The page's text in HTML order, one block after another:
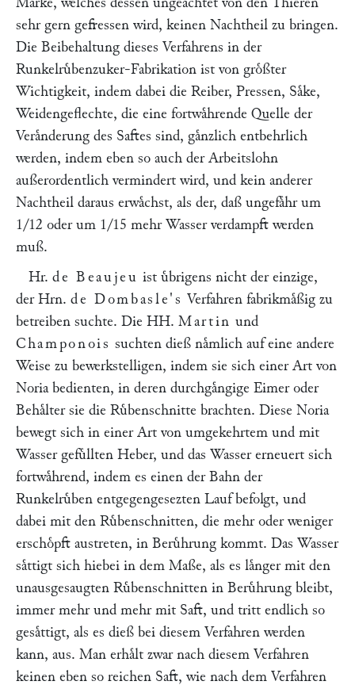
sehr gern gefressen wird, keinen Nachtheil zu bringen.
Die Beibehaltung dieses Verfahrens in der
Runkelruͤbenzuker-Fabrikation ist von groͤßter
Wichtigkeit, indem dabei die Reiber, Pressen, Saͤke,
Weidengeflechte, die eine fortwaͤhrende Quelle der
Veraͤnderung des Saftes sind, gaͤnzlich entbehrlich
werden, indem eben so auch der Arbeitslohn
außerordentlich vermindert wird, und kein anderer
Nachtheil daraus erwaͤchst, als der, daß ungefaͤhr um
1/12 oder um 1/15 mehr Wasser verdampft werden
muß.
Hr. de Beaujeu ist uͤbrigens nicht der einzige,
der Hrn. de Dombasle's Verfahren fabrikmaͤßig zu
betreiben suchte. Die HH. Martin und
Champonois suchten dieß naͤmlich auf eine andere
Weise zu bewerkstelligen, indem sie sich einer Art von
Noria bedienten, in deren durchgaͤngige Eimer oder
Behaͤlter sie die Ruͤbenschnitte brachten. Diese Noria
bewegt sich in einer Art von umgekehrtem und mit
Wasser gefuͤllten Heber, und das Wasser erneuert sich
fortwaͤhrend, indem es einen der Bahn der
Runkelruͤben entgegengesezten Lauf befolgt, und
dabei mit den Ruͤbenschnitten, die mehr oder weniger
erschoͤpft austreten, in Beruͤhrung kommt. Das Wasser
saͤttigt sich hiebei in dem Maße, als es laͤnger mit den
unausgesaugten Ruͤbenschnitten in Beruͤhrung bleibt,
immer mehr und mehr mit Saft, und tritt endlich so
gesaͤttigt, als es dieß bei diesem Verfahren werden
kann, aus. Man erhaͤlt zwar nach diesem Verfahren
keinen eben so reichen Saft, wie nach dem Verfahren